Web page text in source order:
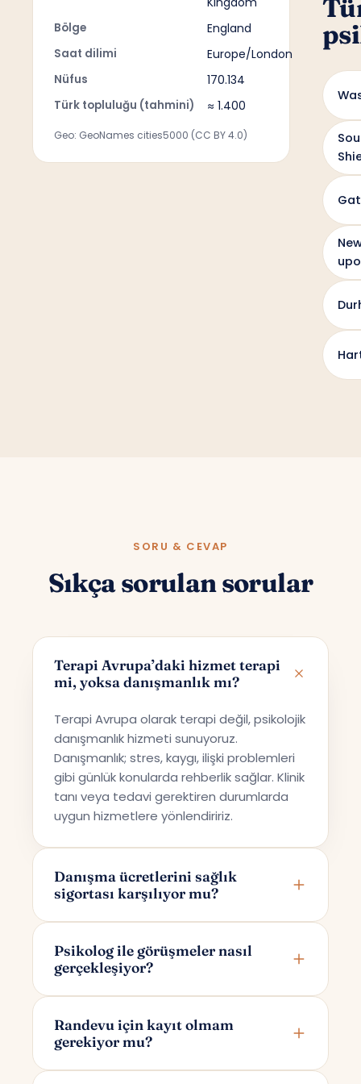
Bölge England
Saat dilimi Europe/London
Nüfus 170.134
Türk topluluğu (tahmini) ≈ 1.400
Geo: GeoNames cities5000 (CC BY 4.0)
SORU & CEVAP
Sıkça sorulan sorular
Terapi Avrupa’daki hizmet terapi
mi, yoksa danışmanlık mı?
Terapi Avrupa olarak terapi değil, psikolojik
danışmanlık hizmeti sunuyoruz.
Danışmanlık; stres, kaygı, ilişki problemleri
gibi günlük konularda rehberlik sağlar. Klinik
tanı veya tedavi gerektiren durumlarda
uygun hizmetlere yönlendiririz.
Danışma ücretlerini sağlık
sigortası karşılıyor mu?
sunmaktadır; bu nedenle ücretler sağlık
sigortaları tarafından karşılanmamaktadır.
Psikolog ile görüşmeler nasıl
gerçekleşiyor?
üzerinden yapılır. Randevunuzu
oluşturduktan sonra yalnızca size ve
Randevu için kayıt olmam
gerekiyor mu?